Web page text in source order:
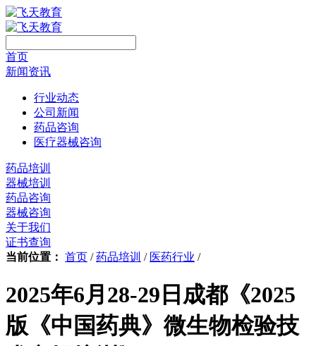
首页
新闻资讯
行业动态
公司新闻
药品咨询
医疗器械咨询
药品培训
器械培训
药品咨询
器械咨询
关于我们
证书查询
当前位置： 首页 / 药品培训 / 医药行业 /
2025年6月28-29日成都《2025
版《中国药典》微生物检验技